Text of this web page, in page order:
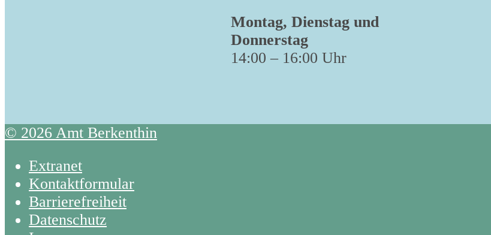
Montag, Dienstag und
Donnerstag
14:00 – 16:00 Uhr
© 2026 Amt Berkenthin
Extranet
Kontaktformular
Barrierefreiheit
Datenschutz